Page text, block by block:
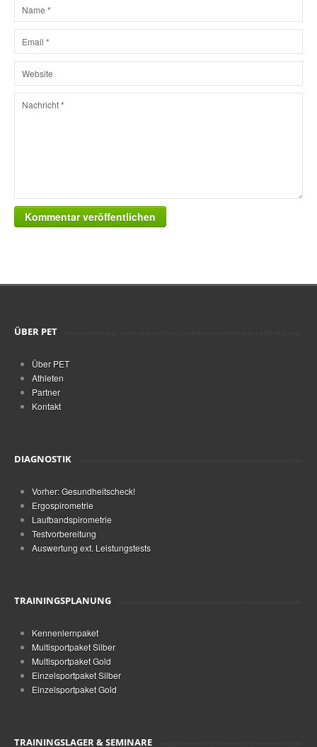
Kommentar veröffentlichen
ÜBER PET
Über PET
Athleten
Partner
Kontakt
DIAGNOSTIK
Vorher: Gesundheitscheck!
Ergospirometrie
Laufbandspirometrie
Testvorbereitung
Auswertung ext. Leistungstests
TRAININGSPLANUNG
Kennenlernpaket
Multisportpaket Silber
Multisportpaket Gold
Einzelsportpaket Silber
Einzelsportpaket Gold
TRAININGSLAGER & SEMINARE